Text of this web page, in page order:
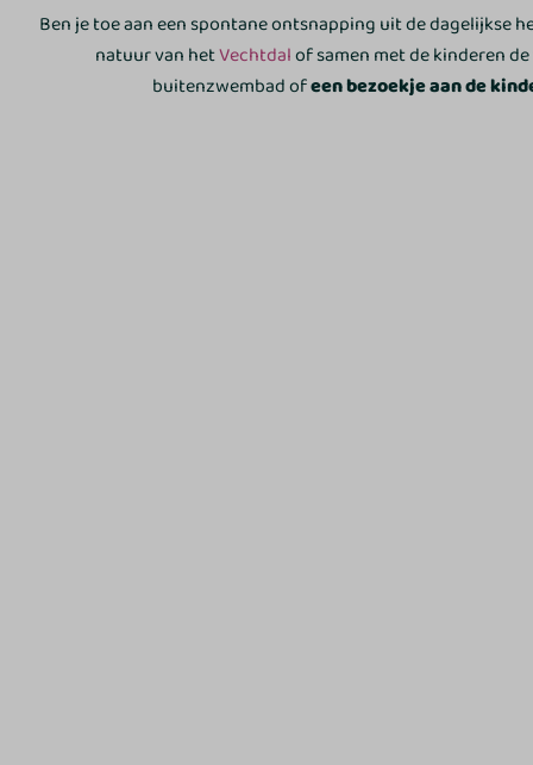
Ben je toe aan een spontane ontsnapping uit de dagelijkse
natuur van hetVechtdalof samen met de kinderen
buitenzwembad ofeen bezoekje aan de